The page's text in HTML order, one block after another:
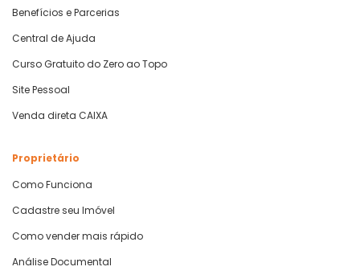
Benefícios e Parcerias
Central de Ajuda
Curso Gratuito do Zero ao Topo
Site Pessoal
Venda direta CAIXA
Proprietário
Como Funciona
Cadastre seu Imóvel
Como vender mais rápido
Análise Documental